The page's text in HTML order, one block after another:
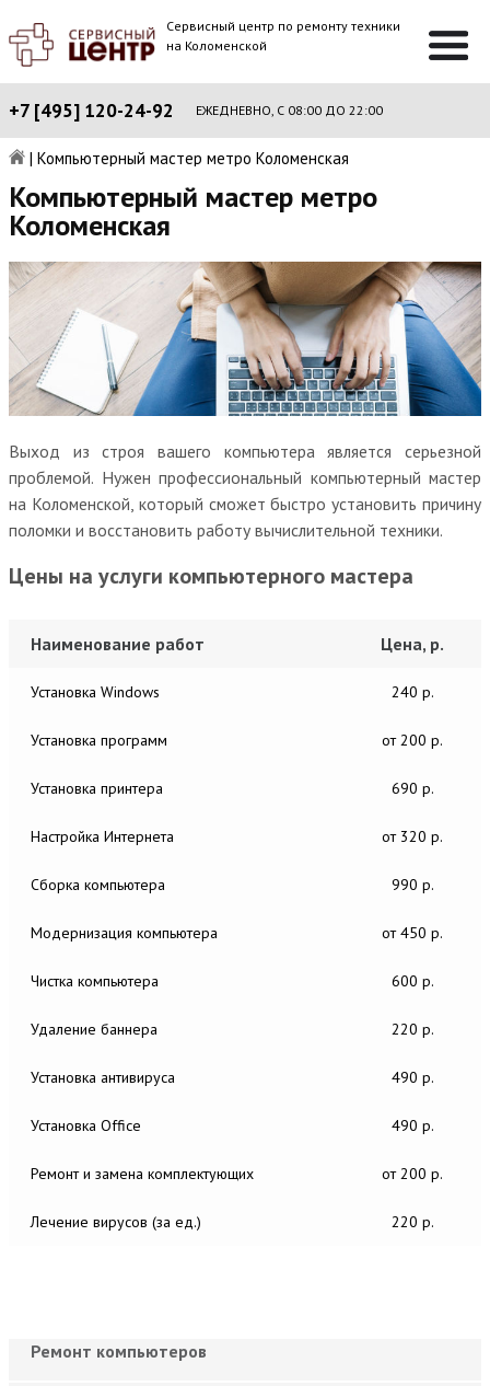
Сервисный центр по ремонту техники
на Коломенской
+7 [495] 120-24-92 ЕЖЕДНЕВНО, С 08:00 ДО 22:00
| Компьютерный мастер метро Коломенская
Компьютерный мастер метро
Коломенская
Выход из строя вашего компьютера является серьезной
проблемой. Нужен профессиональный компьютерный мастер
на Коломенской, который сможет быстро установить причину
поломки и восстановить работу вычислительной техники.
Цены на услуги компьютерного мастера
Наименование работ Цена, р.
Установка Windows 240 р.
Установка программ от 200 р.
Установка принтера 690 р.
Настройка Интернета от 320 р.
Сборка компьютера 990 р.
Модернизация компьютера от 450 р.
Чистка компьютера 600 р.
Удаление баннера 220 р.
Установка антивируса 490 р.
Установка Office 490 р.
Ремонт и замена комплектующих от 200 р.
Лечение вирусов (за ед.) 220 р.
Ремонт компьютеров